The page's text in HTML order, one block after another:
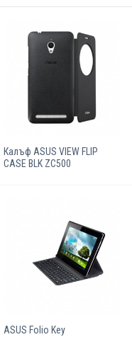
Калъф ASUS VIEW FLIP
CASE BLK ZC500
ASUS Folio Key